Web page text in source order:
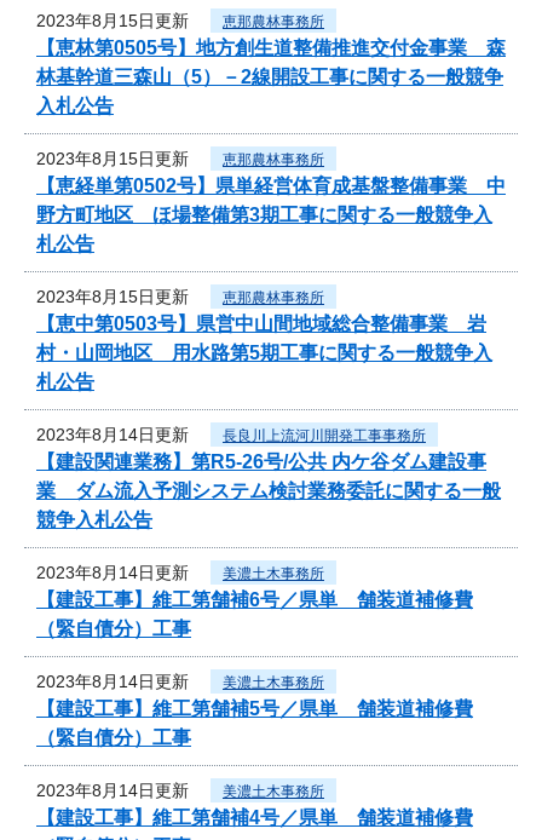
2023年8月15日更新 恵那農林事務所
【恵林第0505号】地方創生道整備推進交付金事業 森
林基幹道三森山（5）－2線開設工事に関する一般競争
入札公告
2023年8月15日更新 恵那農林事務所
【恵経単第0502号】県単経営体育成基盤整備事業 中
野方町地区 ほ場整備第3期工事に関する一般競争入
札公告
2023年8月15日更新 恵那農林事務所
【恵中第0503号】県営中山間地域総合整備事業 岩
村・山岡地区 用水路第5期工事に関する一般競争入
札公告
2023年8月14日更新 長良川上流河川開発工事事務所
【建設関連業務】第R5-26号/公共 内ケ谷ダム建設事
業 ダム流入予測システム検討業務委託に関する一般
競争入札公告
2023年8月14日更新 美濃土木事務所
【建設工事】維工第舗補6号／県単 舗装道補修費
（緊自債分）工事
2023年8月14日更新 美濃土木事務所
【建設工事】維工第舗補5号／県単 舗装道補修費
（緊自債分）工事
2023年8月14日更新 美濃土木事務所
【建設工事】維工第舗補4号／県単 舗装道補修費